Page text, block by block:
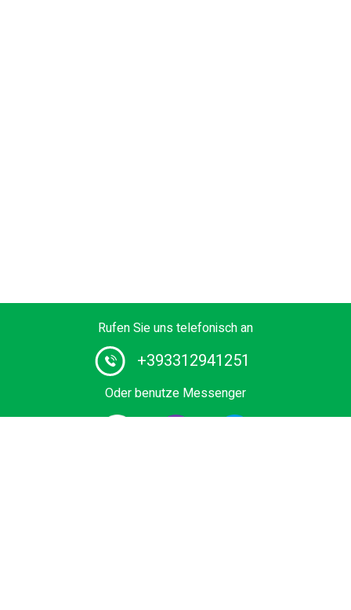
Rufen Sie uns telefonisch an
+393312941251
Oder benutze Messenger